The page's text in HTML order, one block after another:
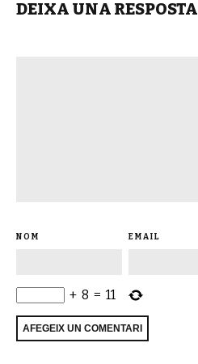
DEIXA UNA RESPOSTA
NOM EMAIL
+ 8 = 11